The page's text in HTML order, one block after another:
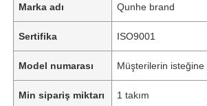
Marka adı Qunhe brand
Sertifika ISO9001
Model numarası Müşterilerin isteğine
Min sipariş miktarı 1 takım